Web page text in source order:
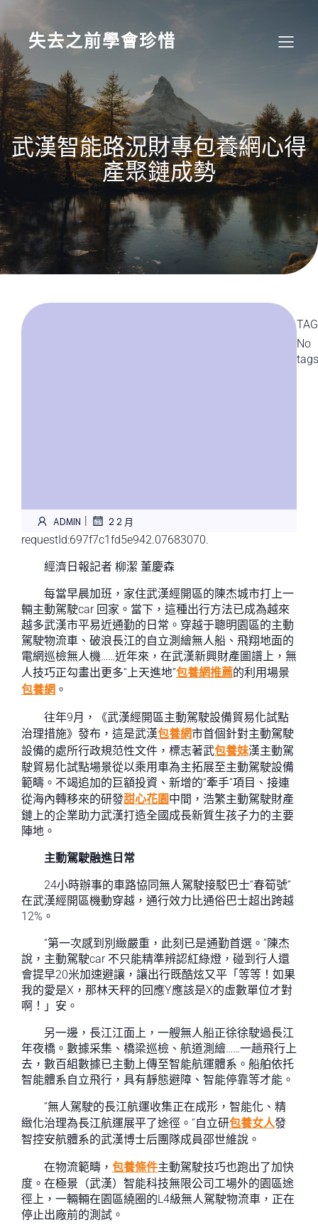
content
失去之前學會珍惜
武漢智能路況財專包養網心得
產聚鏈成勢
ADMIN | 2 2 月
requestId:697f7c1fd5e942.07683070.
經濟日報記者 柳潔 董慶森
每當早晨加班，家住武漢經開區的陳杰城市打上一
輛主動駕駛car 回家。當下，這種出行方法已成為越來
越多武漢市平易近通勤的日常。穿越于聰明園區的主動
駕駛物流車、破浪長江的自立測繪無人船、飛翔地面的
電網巡檢無人機……近年來，在武漢新興財產圖譜上，無
人技巧正勾畫出更多“上天進地”包養網推薦的利用場景
包養網 。
往年9月，《武漢經開區主動駕駛設備貿易化試點
治理措施》發布，這是武漢包養網市首個針對主動駕駛
設備的處所行政規范性文件，標志著武包養妹漢主動駕
駛貿易化試點場景從以乘用車為主拓展至主動駕駛設備
範疇。不竭追加的巨額投資、新增的“牽手”項目、接連
從海內轉移來的研發甜心花園中間，浩繁主動駕駛財產
鏈上的企業助力武漢打造全國成長新質生孩子力的主要
陣地。
主動駕駛融進日常
24小時辦事的車路協同無人駕駛接駁巴士“春筍號”
在武漢經開區機動穿越，通行效力比通俗巴士超出跨越
12%。
“第一次感到別緻嚴重，此刻已是通勤首選。”陳杰
說，主動駕駛car 不只能精準辨認紅綠燈，碰到行人還
會提早20米加速避讓，讓出行既酷炫又平「等等！如果
我的愛是X，那林天秤的回應Y應該是X的虛數單位才對
啊！」安。
另一邊，長江江面上，一艘無人船正徐徐駛過長江
年夜橋。數據采集、橋梁巡檢、航道測繪……一趟飛行上
去，數百組數據已主動上傳至智能航運體系。船舶依托
智能體系自立飛行，具有靜態避障、智能停靠等才能。
“無人駕駛的長江航運收集正在成形，智能化、精
緻化治理為長江航運展平了途徑。”自立研包養女人發
智控安航體系的武漢博士后團隊成員邵世維說。
在物流範疇， 包養條件主動駕駛技巧也跑出了加快
度。在極景（武漢）智能科技無限公司工場外的園區途
徑上，一輛輛在園區繞圈的L4級無人駕駛物流車，正在
停止出廠前的測試。
No
tags